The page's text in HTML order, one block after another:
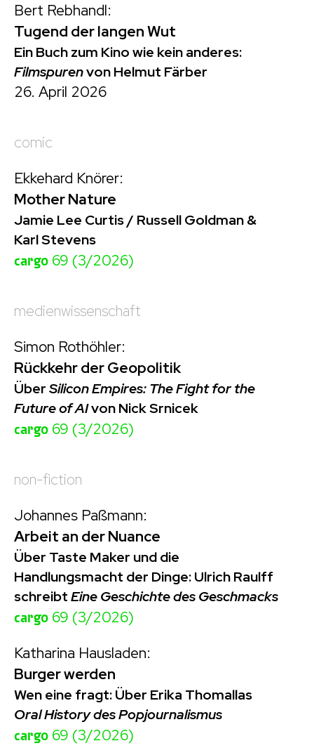
Bert Rebhandl:
Tugend der langen Wut
Ein Buch zum Kino wie kein anderes:
Filmspurenvon Helmut Färber
26. April 2026
comic
Ekkehard Knörer:
Mother Nature
Jamie Lee Curtis / Russell Goldman &
Karl Stevens
cargo 69 (3/2026)
medienwissenschaft
Simon Rothöhler:
Rückkehr der Geopolitik
ÜberSilicon Empires: The Fight for the
Future of AIvon Nick Srnicek
cargo 69 (3/2026)
non-fiction
Johannes Paßmann:
Arbeit an der Nuance
Über Taste Maker und die
Handlungsmacht der Dinge: Ulrich Raulff
schreibtEine Geschichte des Geschmacks
cargo 69 (3/2026)
Katharina Hausladen:
Burger werden
Wen eine fragt: Über Erika Thomallas
Oral History des Popjournalismus
cargo 69 (3/2026)